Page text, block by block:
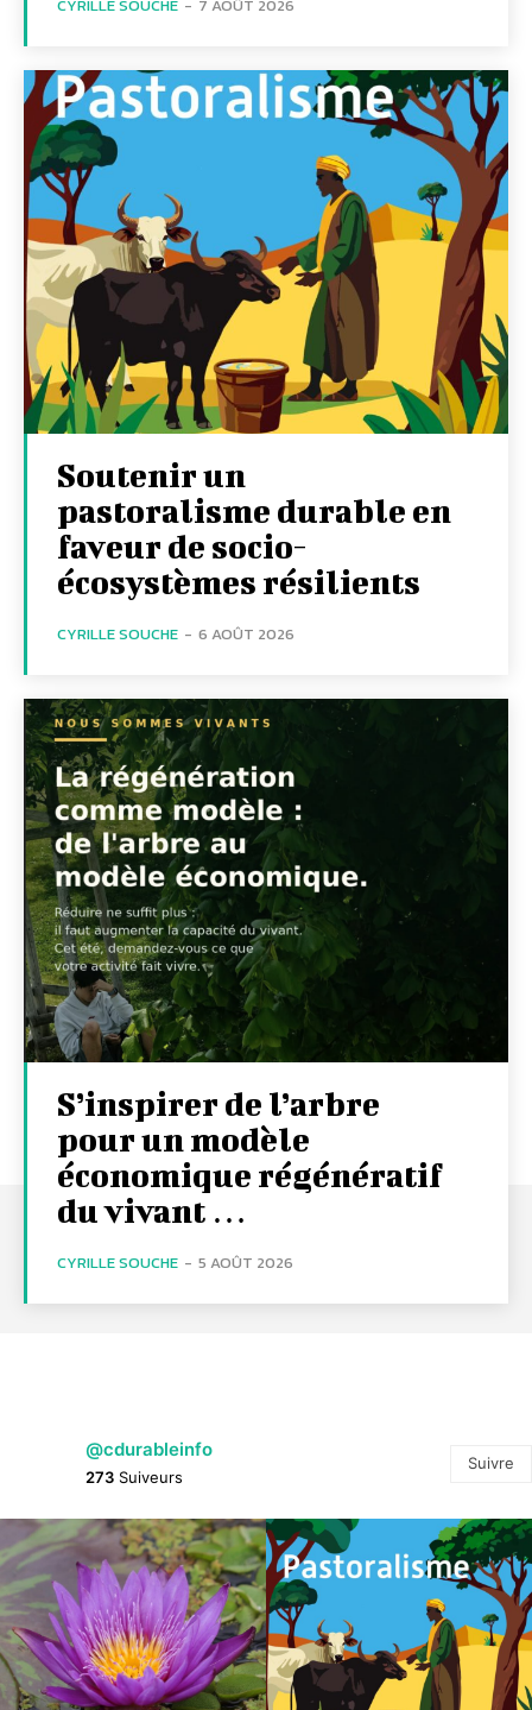
CYRILLE SOUCHE - 7 AOÛT 2026
Soutenir un
pastoralisme durable en
faveur de socio-
écosystèmes résilients
CYRILLE SOUCHE - 6 AOÛT 2026
S’inspirer de l’arbre
pour un modèle
économique régénératif
du vivant …
CYRILLE SOUCHE - 5 AOÛT 2026
@cdurableinfo
273 Suiveurs
Suivre